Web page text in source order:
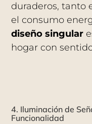
duraderos, tanto
el consumo
diseño singular
hogar con
4. Iluminación de
Funcionalidad